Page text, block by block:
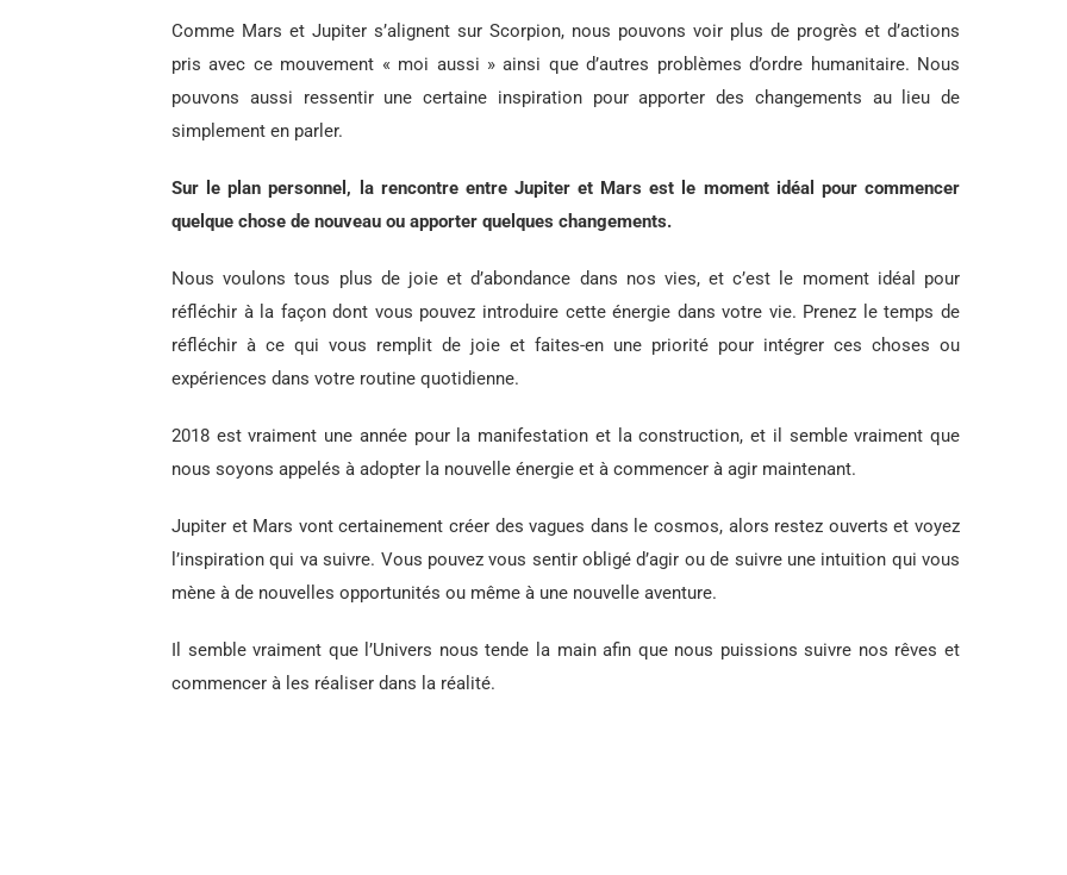
Comme Mars et Jupiter s’alignent sur Scorpion, nous pouvons voir plus de progrès et d’actions
pris avec ce mouvement « moi aussi » ainsi que d’autres problèmes d’ordre humanitaire. Nous
pouvons aussi ressentir une certaine inspiration pour apporter des changements au lieu de
simplement en parler.
Sur le plan personnel, la rencontre entre Jupiter et Mars est le moment idéal pour commencer
quelque chose de nouveau ou apporter quelques changements.
Nous voulons tous plus de joie et d’abondance dans nos vies, et c’est le moment idéal pour
réfléchir à la façon dont vous pouvez introduire cette énergie dans votre vie. Prenez le temps de
réfléchir à ce qui vous remplit de joie et faites-en une priorité pour intégrer ces choses ou
expériences dans votre routine quotidienne.
2018 est vraiment une année pour la manifestation et la construction, et il semble vraiment que
nous soyons appelés à adopter la nouvelle énergie et à commencer à agir maintenant.
Jupiter et Mars vont certainement créer des vagues dans le cosmos, alors restez ouverts et voyez
l’inspiration qui va suivre. Vous pouvez vous sentir obligé d’agir ou de suivre une intuition qui vous
mène à de nouvelles opportunités ou même à une nouvelle aventure.
Il semble vraiment que l’Univers nous tende la main afin que nous puissions suivre nos rêves et
commencer à les réaliser dans la réalité.